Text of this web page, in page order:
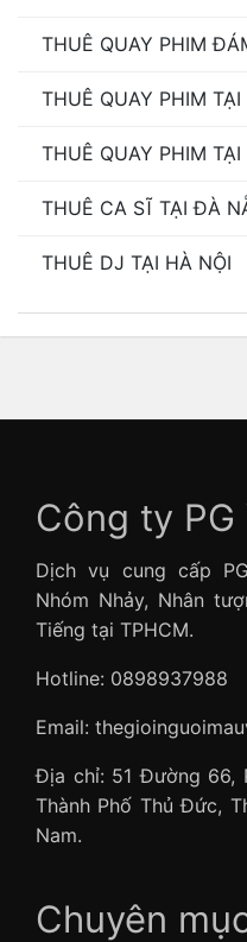
THUÊ QUAY PHIM
THUÊ QUAY PHIM
THUÊ QUAY PHIM TẠI
THUÊ CA SĨ TẠI ĐÀ
THUÊ DJ TẠI HÀ NỘI
Công ty PG
Dịch vụ cung cấp
Nhóm Nhảy, Nhân
Tiếng tại TPHCM.
Hotline: 0898937988
Email:
Địa chỉ: 51 Đường 66,
Thành Phố Thủ Đức,
Nam.
Chuyên